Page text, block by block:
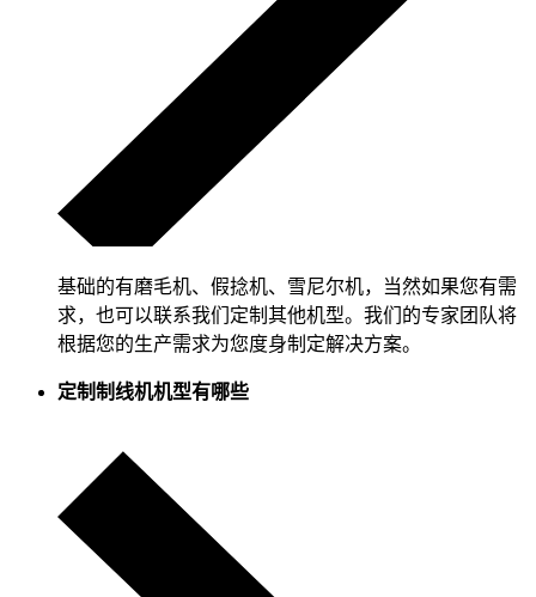
基础的有磨毛机、假捻机、雪尼尔机，当然如果您有需
求，也可以联系我们定制其他机型。我们的专家团队将
根据您的生产需求为您度身制定解决方案。
定制制线机机型有哪些